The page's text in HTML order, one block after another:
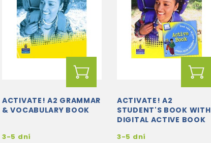
ACTIVATE! A2 GRAMMAR
& VOCABULARY BOOK
3-5 dní
ACTIVATE! A2
STUDENT'S BOOK WITH
DIGITAL ACTIVE BOOK
3-5 dní